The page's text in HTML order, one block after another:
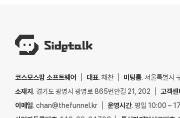
코스모스팜 소프트웨어 대표. 채찬 미팅룸. 서울특별시
소재지. 경기도 광명시 광명로 865번안길 21, 202 고객센
이메일. chan@thefunnel.kr 운영시간. 평일 10:00 –